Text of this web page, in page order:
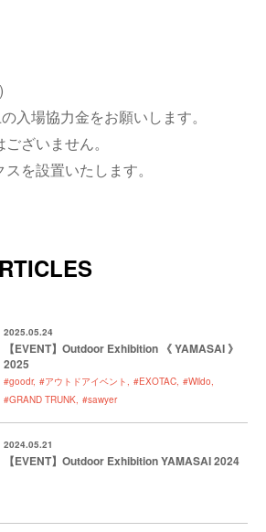
入場協力金をお願いします。
ざいません。
を設置いたします。
2025.05.24
【EVENT】Outdoor Exhibition 《 YAMASAI 》
2025
#goodr #アウトドアイベント #EXOTAC #Wildo
#GRAND TRUNK #sawyer
2024.05.21
【EVENT】Outdoor Exhibition YAMASAI 2024